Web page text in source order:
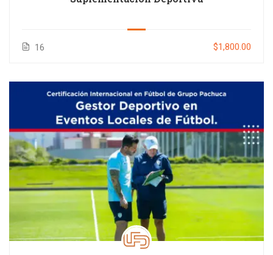
16 $1,800.00